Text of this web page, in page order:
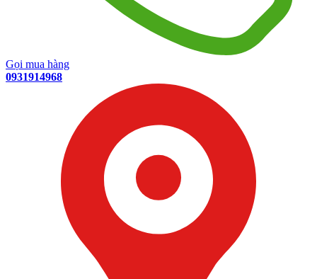
Gọi mua hàng
0931914968